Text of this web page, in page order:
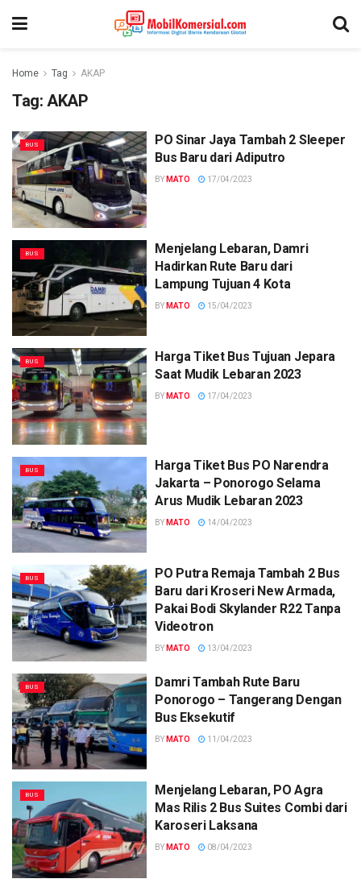
Home Tag AKAP
Tag: AKAP
BUS
PO Sinar Jaya Tambah 2 Sleeper
Bus Baru dari Adiputro
BY MATO 17/04/2023
BUS
Menjelang Lebaran, Damri
Hadirkan Rute Baru dari
Lampung Tujuan 4 Kota
BY MATO 15/04/2023
BUS
Harga Tiket Bus Tujuan Jepara
Saat Mudik Lebaran 2023
BY MATO 17/04/2023
BUS
Harga Tiket Bus PO Narendra
Jakarta – Ponorogo Selama
Arus Mudik Lebaran 2023
BY MATO 14/04/2023
BUS
PO Putra Remaja Tambah 2 Bus
Baru dari Kroseri New Armada,
Pakai Bodi Skylander R22 Tanpa
Videotron
BY MATO 13/04/2023
BUS
Damri Tambah Rute Baru
Ponorogo – Tangerang Dengan
Bus Eksekutif
BY MATO 11/04/2023
BUS
Menjelang Lebaran, PO Agra
Mas Rilis 2 Bus Suites Combi dari
Karoseri Laksana
BY MATO 08/04/2023